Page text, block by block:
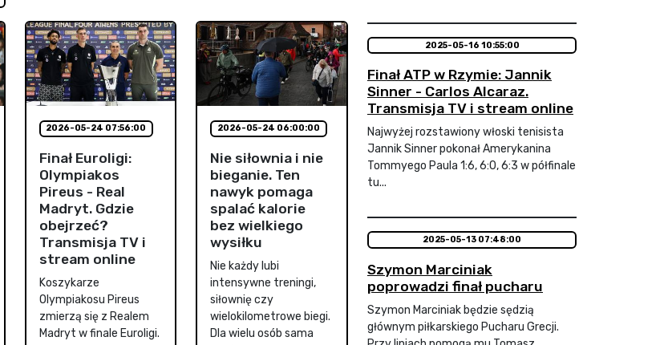
2026-05-24 07:56:00
Finał Euroligi:
Olympiakos
Pireus - Real
Madryt. Gdzie
obejrzeć?
Transmisja TV i
stream online
Koszykarze
Olympiakosu Pireus
zmierzą się z Realem
Madryt w finale Euroligi.
2026-05-24 06:00:00
Nie siłownia i nie
bieganie. Ten
nawyk pomaga
spalać kalorie
bez wielkiego
wysiłku
Nie każdy lubi
intensywne treningi,
siłownię czy
wielokilometrowe biegi.
Dla wielu osób sama
2025-05-16 10:55:00
Finał ATP w Rzymie: Jannik
Sinner - Carlos Alcaraz.
Transmisja TV i stream online
Najwyżej rozstawiony włoski tenisista
Jannik Sinner pokonał Amerykanina
Tommyego Paula 1:6, 6:0, 6:3 w półfinale
tu...
2025-05-13 07:48:00
Szymon Marciniak
poprowadzi finał pucharu
Szymon Marciniak będzie sędzią
głównym piłkarskiego Pucharu Grecji.